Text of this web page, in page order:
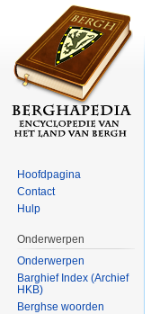
Hoofdpagina
Contact
Hulp
Onderwerpen
Onderwerpen
Barghief Index (Archief
HKB)
Berghse woorden